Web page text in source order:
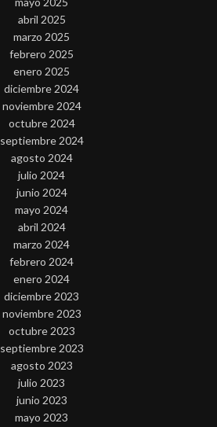
abril 2025
marzo 2025
febrero 2025
enero 2025
diciembre 2024
noviembre 2024
octubre 2024
septiembre 2024
agosto 2024
julio 2024
junio 2024
mayo 2024
abril 2024
marzo 2024
febrero 2024
enero 2024
diciembre 2023
noviembre 2023
octubre 2023
septiembre 2023
agosto 2023
julio 2023
junio 2023
mayo 2023